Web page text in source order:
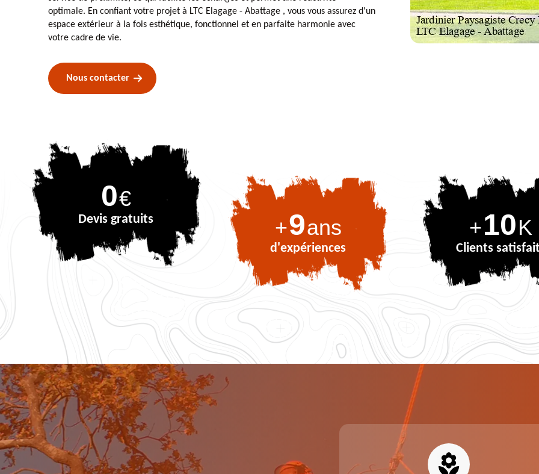
optimale. En confiant votre projet à LTC Elagage - Abattage , vous vous assurez d'un
espace extérieur à la fois esthétique, fonctionnel et en parfaite harmonie avec
votre cadre de vie.
Nous contacter
0€
Devis gratuits +9ans
d'expériences
+10K
Clients